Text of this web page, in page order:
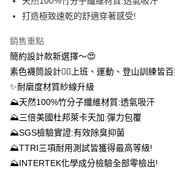
上海商業儲蓄銀行
台北富
國泰世華商業銀行
匯豐（台灣）商業銀行
聯邦商業銀行
元大商業銀行
永豐商
台新國際商業銀行
台灣樂天信用卡公司
華南商業銀行
彰化商
上海商業儲蓄銀行
臺灣中小企業銀行
匯豐（台灣）商業銀行
聯邦商業銀行
遠東國
元大商業銀行
玉山商業銀行
星展（
台灣樂天信用卡公司
合作金庫商業銀行
上海商業儲蓄銀行
國泰世華商業銀行
臺灣中小企業銀行
匯豐（台灣）商業銀行
華泰商
聯邦商業銀行
元大商業銀行
永豐商
玉山商業銀行
台新國際商業銀行
24 期 0 利率 每期NT$15
華南商業銀行
上海商業儲蓄銀行
兆豐國際商業銀行
臺灣中
台中商業銀行
華泰商業銀行
遠東國際商業銀行
元大商
永豐商業銀行
星展（台灣）商業銀行
中國信託商業銀行
台灣樂
LINE Pay
Apple Pay
悠遊付
大哥付你分期
相關說明
【大哥付你分期使用說明】
1.本服務由台灣大哥大提供，台灣大哥大用戶可立
AFTEE先享後付
打造極致速乾的舒適穿著感受!
銷售重點
簡約設計款新選擇～😍
素色襪筒設計👉🏻上班、運動、登山訓練皆百
✨耐磨度材質紗線升級
⛰天然100%竹分子纖維材質:透氣吸汗
⛰三倍美國杜邦萊卡天加:彈力包覆
⛰SGS檢驗實證:有效除臭抑菌
⛰TTRI三項耐用測試皆獲得最高等級!
⛰INTERTEK化學成分檢驗全部零檢出!